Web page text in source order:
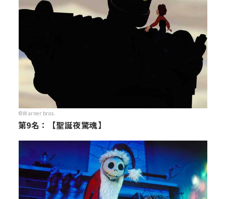
©Warner bros.
第9名：【聖誕夜驚魂】